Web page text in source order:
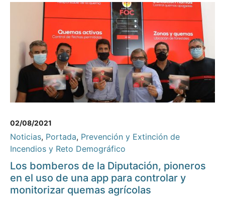
02/08/2021
Noticias, Portada, Prevención y Extinción de
Incendios y Reto Demográfico
Los bomberos de la Diputación, pioneros
en el uso de una app para controlar y
monitorizar quemas agrícolas